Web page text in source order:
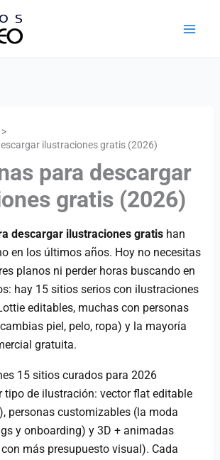
ilustraciones gratis (2026)
para descargar
gratis (2026)
descargar ilustraciones gratis han
en los últimos años. Hoy no necesitas
planos ni perder horas buscando en
hay 15 sitios serios con ilustraciones
editables, muchas con personas
piel, pelo, ropa) y la mayoría
gratuita.
15 sitios curados para 2026
tipo de ilustración: vector flat editable
personas customizables (la moda
y onboarding) y 3D + animadas
más presupuesto visual). Cada